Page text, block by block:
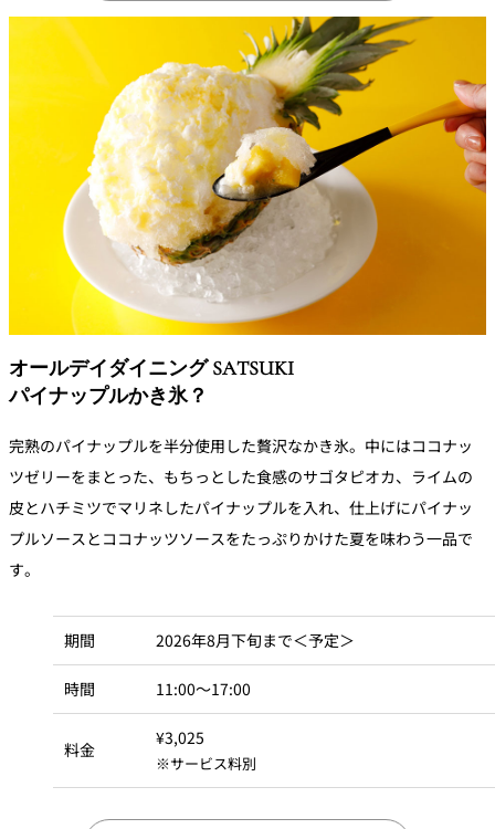
タワー・カフ
SKY BAR
KATO'S DINING
& BAR
トレーダーヴ
ィックス 東京
ボートハウス
バー
RANSEN はな
れ
ルームサービス
ルームサービ
ス
オールデイダイニング SATSUKI
パイナップルかき氷？
完熟のパイナップルを半分使用した贅沢なかき氷。中にはココナッ
ツゼリーをまとった、もちっとした食感のサゴタピオカ、ライムの
皮とハチミツでマリネしたパイナップルを入れ、仕上げにパイナッ
プルソースとココナッツソースをたっぷりかけた夏を味わう一品で
す。
期間 2026年8月下旬まで＜予定＞
時間 11:00～17:00
料金
¥3,025
※サービス料別